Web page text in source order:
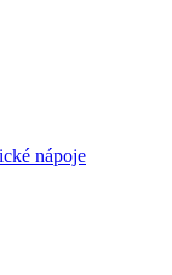
nápoje